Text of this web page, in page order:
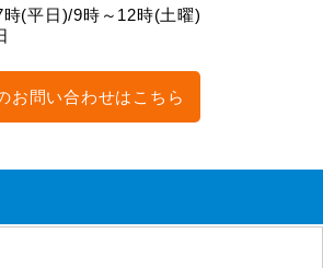
(平日)/9時～12時(土曜)
お問い合わせはこちら